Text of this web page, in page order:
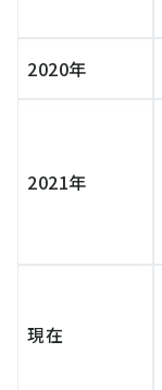
2020年
2021年
現在